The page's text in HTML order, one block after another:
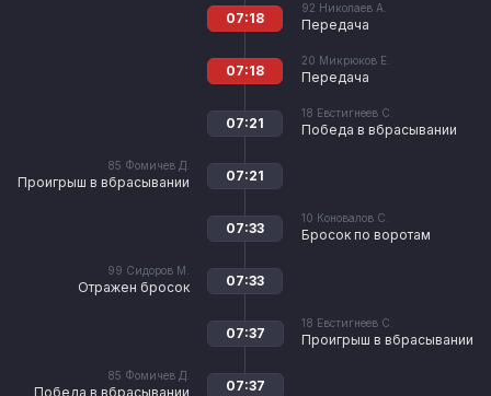
92 Николаев А.
Передача
07:18
20 Микрюков Е.
Передача
07:18
18 Евстигнеев С.
Победа в вбрасывании
07:21
85 Фомичев Д.
Проигрыш в вбрасывании 07:21
10 Коновалов С.
Бросок по воротам
07:33
99 Сидоров М.
Отражен бросок 07:33
18 Евстигнеев С.
Проигрыш в вбрасывании
07:37
85 Фомичев Д.
Победа в вбрасывании 07:37